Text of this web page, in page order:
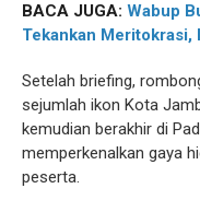
BACA JUGA: Wabup
Tekankan Meritokrasi,
Setelah briefing,
sejumlah ikon Kota
kemudian berakhir di
memperkenalkan gaya
peserta.